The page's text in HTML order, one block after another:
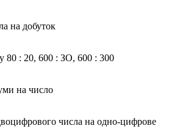
на добуток
80 : 20, 600 : ЗО, 600 : 300
на число
числа на одно-цифрове